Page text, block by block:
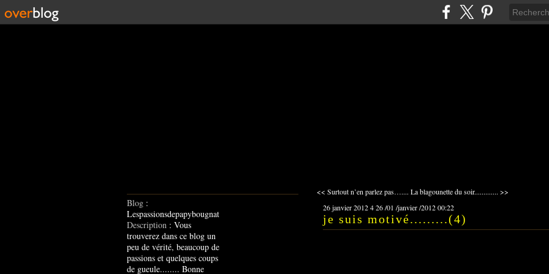
Blog :
Lespassionsdepapybougnat
Description : Vous
trouverez dans ce blog un
peu de vérité, beaucoup de
passions et quelques coups
de gueule........ Bonne
<< Surtout n’en parlez pas….... La blagounette du soir............. >>
26 janvier 2012426/01 /janvier/201200:22
je suis motivé.........(4)